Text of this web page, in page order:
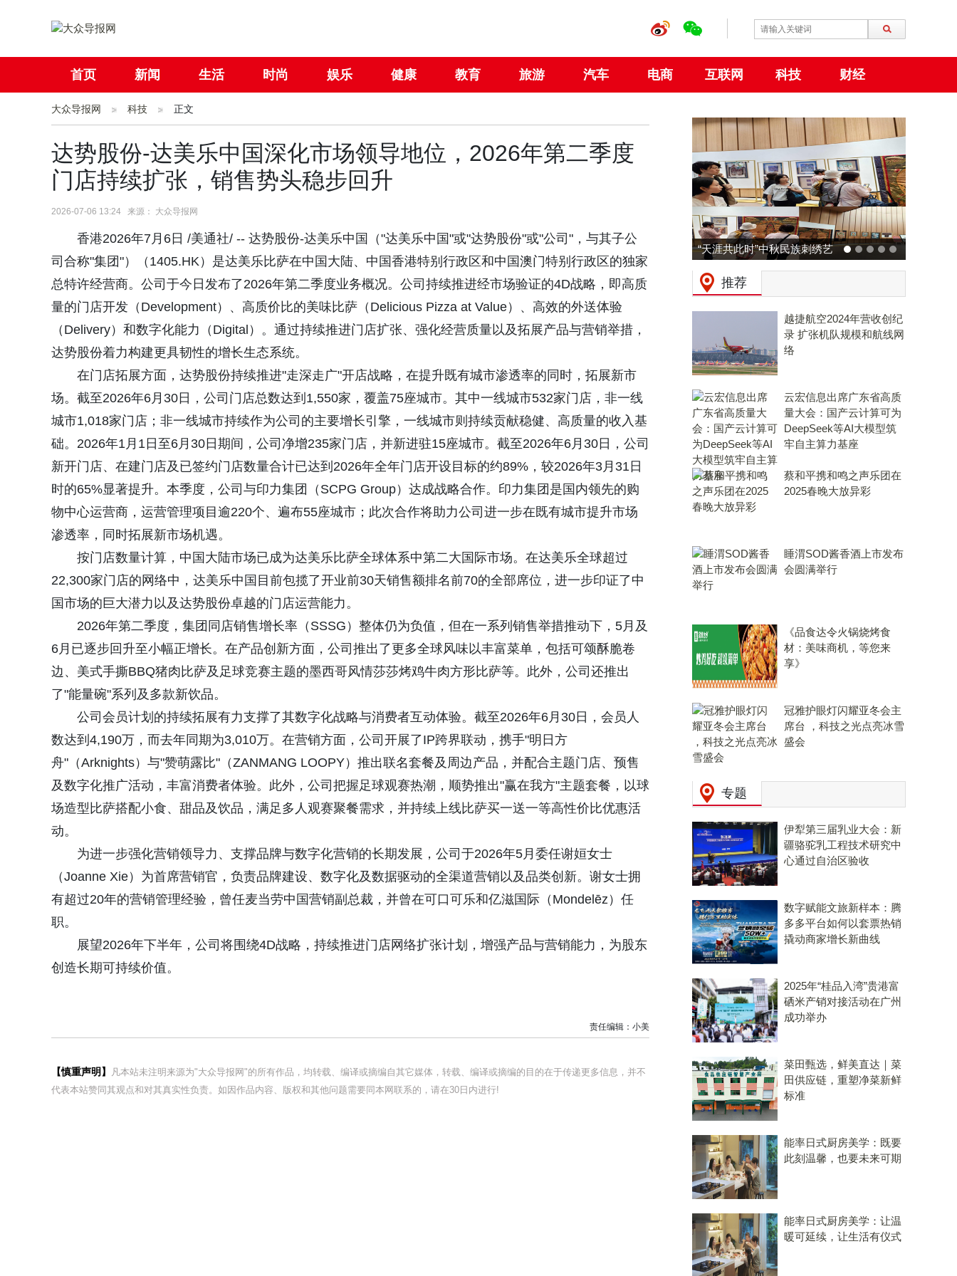
首页 新闻 生活 时尚 娱乐 健康 教育 旅游 汽车 电商 互联网 科技 财经
社会 国际
大众导报网 科技 正文
达势股份-达美乐中国深化市场领导地位，2026年第二季度
门店持续扩张，销售势头稳步回升
2026-07-06 13:24 来源： 大众导报网
香港2026年7月6日 /美通社/ -- 达势股份-达美乐中国（"达美乐中国"或"达势股份"或"公司"，与其子公
司合称"集团"）（1405.HK）是达美乐比萨在中国大陆、中国香港特别行政区和中国澳门特别行政区的独家
总特许经营商。公司于今日发布了2026年第二季度业务概况。公司持续推进经市场验证的4D战略，即高质
量的门店开发（Development）、高质价比的美味比萨（Delicious Pizza at Value）、高效的外送体验
（Delivery）和数字化能力（Digital）。通过持续推进门店扩张、强化经营质量以及拓展产品与营销举措，
达势股份着力构建更具韧性的增长生态系统。
在门店拓展方面，达势股份持续推进"走深走广"开店战略，在提升既有城市渗透率的同时，拓展新市
场。截至2026年6月30日，公司门店总数达到1,550家，覆盖75座城市。其中一线城市532家门店，非一线
城市1,018家门店；非一线城市持续作为公司的主要增长引擎，一线城市则持续贡献稳健、高质量的收入基
础。2026年1月1日至6月30日期间，公司净增235家门店，并新进驻15座城市。截至2026年6月30日，公司
新开门店、在建门店及已签约门店数量合计已达到2026年全年门店开设目标的约89%，较2026年3月31日
时的65%显著提升。本季度，公司与印力集团（SCPG Group）达成战略合作。印力集团是国内领先的购
物中心运营商，运营管理项目逾220个、遍布55座城市；此次合作将助力公司进一步在既有城市提升市场
渗透率，同时拓展新市场机遇。
按门店数量计算，中国大陆市场已成为达美乐比萨全球体系中第二大国际市场。在达美乐全球超过
22,300家门店的网络中，达美乐中国目前包揽了开业前30天销售额排名前70的全部席位，进一步印证了中
国市场的巨大潜力以及达势股份卓越的门店运营能力。
2026年第二季度，集团同店销售增长率（SSSG）整体仍为负值，但在一系列销售举措推动下，5月及
6月已逐步回升至小幅正增长。在产品创新方面，公司推出了更多全球风味以丰富菜单，包括可颂酥脆卷
边、美式手撕BBQ猪肉比萨及足球竞赛主题的墨西哥风情莎莎烤鸡牛肉方形比萨等。此外，公司还推出
了"能量碗"系列及多款新饮品。
公司会员计划的持续拓展有力支撑了其数字化战略与消费者互动体验。截至2026年6月30日，会员人
数达到4,190万，而去年同期为3,010万。在营销方面，公司开展了IP跨界联动，携手"明日方
舟"（Arknights）与"赞萌露比"（ZANMANG LOOPY）推出联名套餐及周边产品，并配合主题门店、预售
及数字化推广活动，丰富消费者体验。此外，公司把握足球观赛热潮，顺势推出"赢在我方"主题套餐，以球
场造型比萨搭配小食、甜品及饮品，满足多人观赛聚餐需求，并持续上线比萨买一送一等高性价比优惠活
动。
为进一步强化营销领导力、支撑品牌与数字化营销的长期发展，公司于2026年5月委任谢姮女士
（Joanne Xie）为首席营销官，负责品牌建设、数字化及数据驱动的全渠道营销以及品类创新。谢女士拥
有超过20年的营销管理经验，曾任麦当劳中国营销副总裁，并曾在可口可乐和亿滋国际（Mondelēz）任
职。
展望2026年下半年，公司将围绕4D战略，持续推进门店网络扩张计划，增强产品与营销能力，为股东
创造长期可持续价值。
责任编辑：小美
【慎重声明】
凡本站未注明来源为"大众导报网"的所有作品，均转载、编译或摘编自其它媒体，转载、编译或摘编的目的在于传递更多信息，并不
代表本站赞同其观点和对其真实性负责。如因作品内容、版权和其他问题需要同本网联系的，请在30日内进行!
“天涯共此时”中秋民族刺绣艺
术特展 在大阪世博会中国馆
成功举行
推荐
越捷航空2024年营收创纪
录 扩张机队规模和航线网
络
云宏信息出席广东省高质
量大会：国产云计算可为
DeepSeek等AI大模型筑
牢自主算力基座
蔡和平携和鸣之声乐团在
2025春晚大放异彩
睡渭SOD酱香酒上市发布
会圆满举行
《品食达令火锅烧烤食
材：美味商机，等您来
享》
冠雅护眼灯闪耀亚冬会主
席台 ，科技之光点亮冰雪
盛会
专题
伊犁第三届乳业大会：新
疆骆驼乳工程技术研究中
心通过自治区验收
数字赋能文旅新样本：腾
多多平台如何以套票热销
撬动商家增长新曲线
2025年“桂品入湾”贵港富
硒米产销对接活动在广州
成功举办
菜田甄选，鲜美直达｜菜
田供应链，重塑净菜新鲜
标准
能率日式厨房美学：既要
此刻温馨，也要未来可期
能率日式厨房美学：让温
暖可延续，让生活有仪式